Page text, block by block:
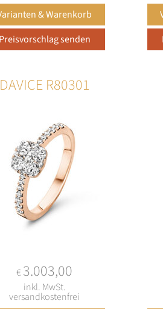
DAVICE R80301
€3.003,00
inkl. MwSt.
versandkostenfrei